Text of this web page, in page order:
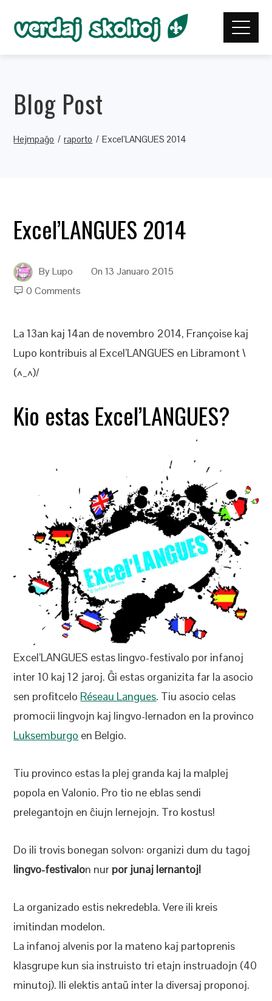
Blog Post
Hejmpaĝo raporto Excel’LANGUES 2014
Excel’LANGUES 2014
ByLupo On13 Januaro 2015
0 Comments
La 13an kaj 14an de novembro 2014, Françoise kaj
Lupo kontribuis al Excel’LANGUES en Libramont \
(^_^)/
Kio estas Excel’LANGUES?
Excel’LANGUES estas lingvo-festivalo por infanoj
inter 10 kaj 12 jaroj. Ĝi estas organizita far la asocio
sen profitcelo Réseau Langues. Tiu asocio celas
promocii lingvojn kaj lingvo-lernadon en la provinco
Luksemburgo en Belgio.
Tiu provinco estas la plej granda kaj la malplej
popola en Valonio. Pro tio ne eblas sendi
prelegantojn en ĉiujn lernejojn. Tro kostus!
Do ili trovis bonegan solvon: organizi dum du tagoj
lingvo-festivalon nur por junaj lernantoj!
La organizado estis nekredebla. Vere ili kreis
imitindan modelon.
La infanoj alvenis por la mateno kaj partoprenis
klasgrupe kun sia instruisto tri etajn instruadojn (40
minutoj). Ili elektis antaŭ inter la diversaj proponoj.